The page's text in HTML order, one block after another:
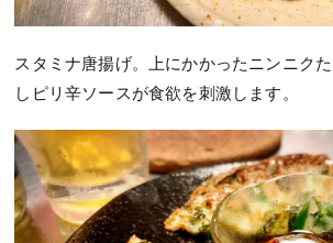
スタミナ唐揚げ。上にかかったニンニク
しピリ辛ソースが食欲を刺激します。